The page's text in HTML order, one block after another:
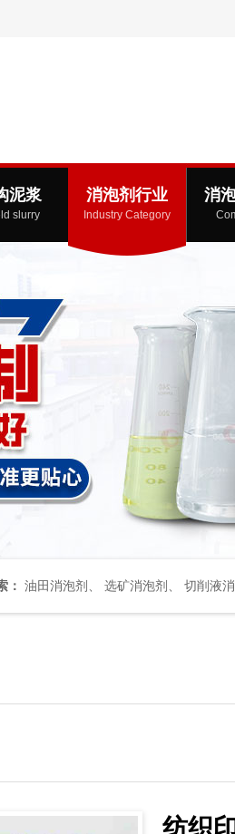
泥浆
slurry
消泡剂行业
Industry Category
消
： 油田消泡剂 选矿消泡剂 切削液
纺织